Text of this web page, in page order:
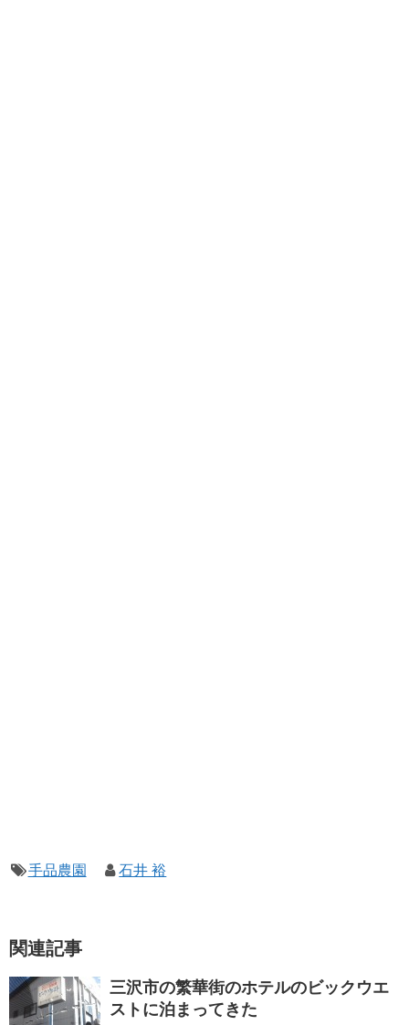
手品農園 石井 裕
関連記事
三沢市の繁華街のホテルのビックウエ
ストに泊まってきた